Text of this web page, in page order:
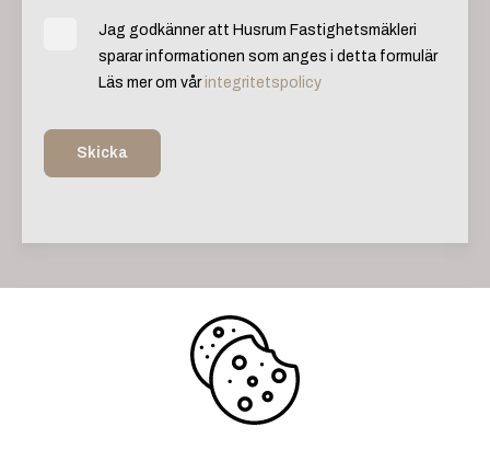
Jag godkänner att Husrum Fastighetsmäkleri
sparar informationen som anges i detta formulär
Läs mer om vårintegritetspolicy
Start
Bostäder